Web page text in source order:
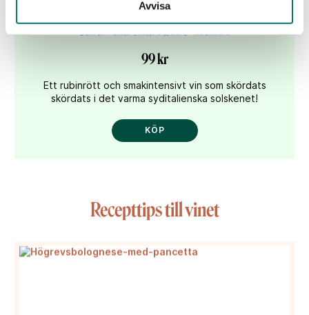
Avvisa
Casa Vinironia Rosso Grande
99 kr
Ett rubinrött och smakintensivt vin som skördats
skördats i det varma syditalienska solskenet!
KÖP
Recepttips till vinet